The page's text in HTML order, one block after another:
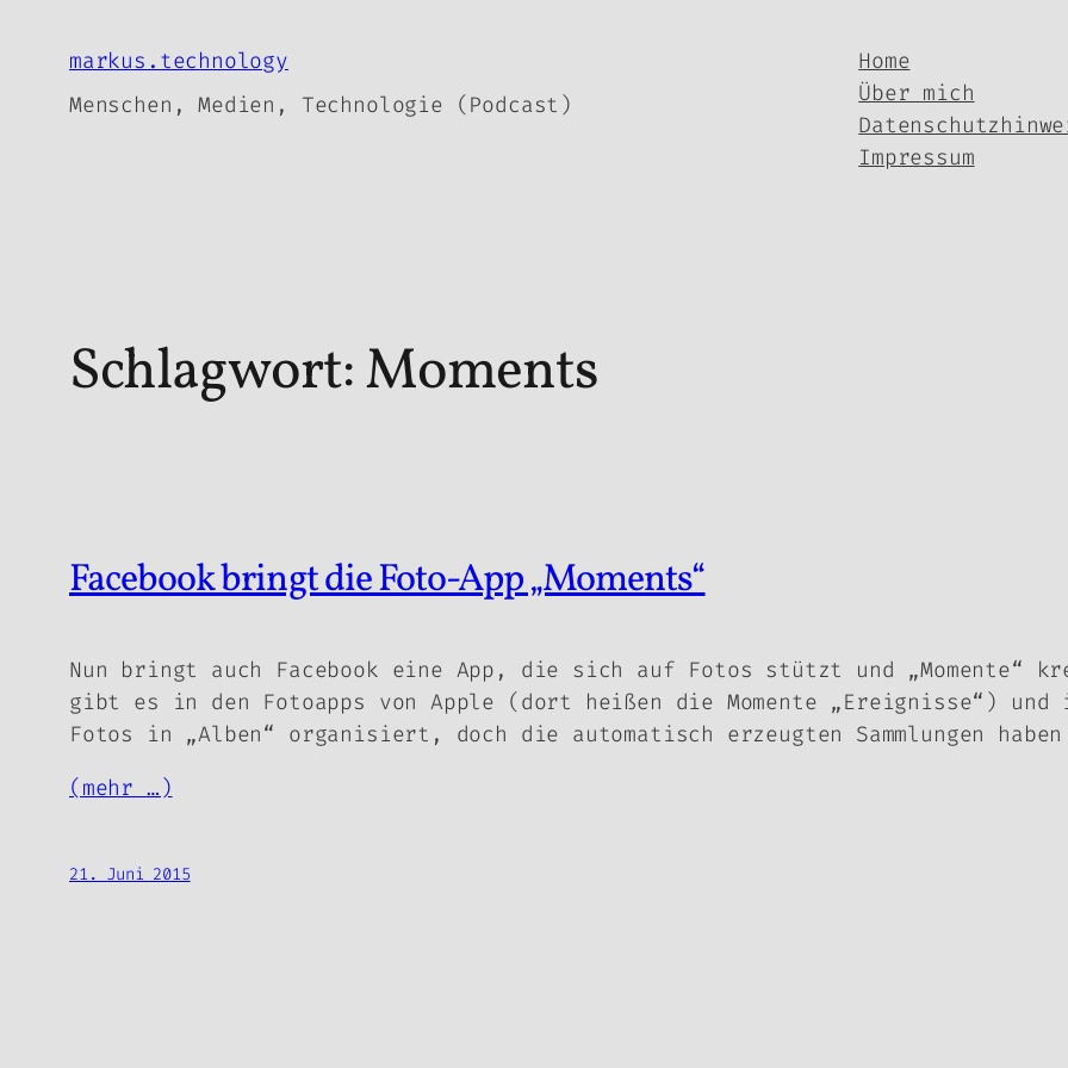
Inhaltmarkus.technology
Menschen, Medien, Technologie (Podcast)
Home
Über mich
Impressum
Schlagwort:Moments
Facebook bringt die Foto-App „Moments“
Nun bringt auch Facebook eine App, die sich auf Fotos stützt und „Momente“
gibt es in den Fotoapps von Apple (dort heißen die Momente „Ereignisse“)
Fotos in „Alben“ organisiert, doch die automatisch erzeugten Sammlungen
(mehr …)
21. Juni 2015